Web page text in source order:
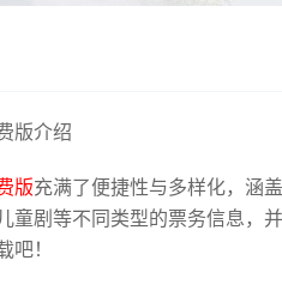
版介绍
版充满了便捷性与多样化，涵
童剧等不同类型的票务信息，
吧！